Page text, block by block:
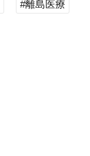
#離島医療